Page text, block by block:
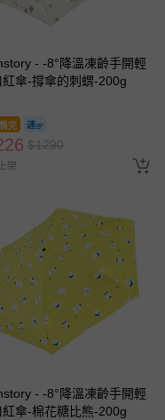
拆封、使用，則酌收整
一經提供即為完成之線
供（例如線上課程、遊
衣物、泳裝、襪子、地
背巾、包屁衣、學習
擠乳器、哺乳衣、托腹
「不可拆封」，或具警
- -8°降溫凍齡手開輕
紅傘-撐傘的刺蝟-200g
完
$1290
架
- -8°降溫凍齡手開輕
紅傘-棉花糖比熊-200g